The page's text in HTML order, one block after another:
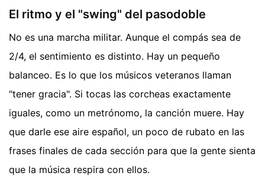
El ritmo y el "swing" del pasodoble
No es una marcha militar. Aunque el compás sea de
2/4, el sentimiento es distinto. Hay un pequeño
balanceo. Es lo que los músicos veteranos llaman
"tener gracia". Si tocas las corcheas exactamente
iguales, como un metrónomo, la canción muere. Hay
que darle ese aire español, un poco de rubato en las
frases finales de cada sección para que la gente sienta
que la música respira con ellos.